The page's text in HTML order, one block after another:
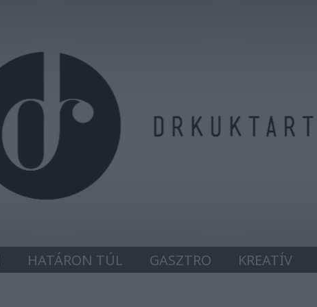
HATÁRON TÚL GASZTRO KREATÍV